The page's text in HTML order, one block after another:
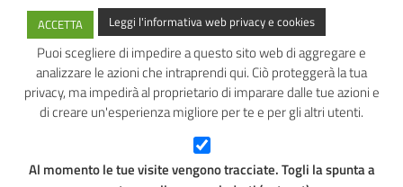
Privacy e cookies
Informazioni sulla privacy
Comunicazioni e modalità trasparenti per l’esercizio dei diritti
dell’interessato
AVATAR – Alleanza Territoriale per Azioni in Rete
Tel: 0445 691 472
ACCETTA Leggi l'informativa web privacy e cookies
Puoi scegliere di impedire a questo sito web di aggregare e
analizzare le azioni che intraprendi qui. Ciò proteggerà la tua
privacy, ma impedirà al proprietario di imparare dalle tue azioni e
di creare un'esperienza migliore per te e per gli altri utenti.
Al momento le tue visite vengono tracciate. Togli la spunta a